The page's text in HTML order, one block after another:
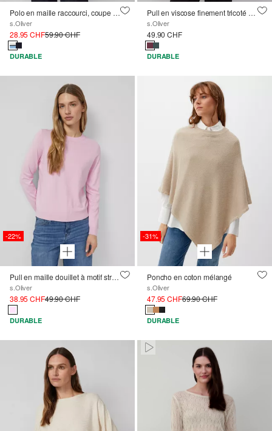
Polo en maille raccourci, coupe slim
s.Oliver
28.95 CHF59.90 CHF
DURABLE
Pull en viscose finement tricoté à col roulé
s.Oliver
49.90 CHF
DURABLE
-22%
Pull en maille douillet à motif structuré et intérieur chaud
s.Oliver
38.95 CHF49.90 CHF
DURABLE
-31%
Poncho en coton mélangé
s.Oliver
47.95 CHF69.90 CHF
DURABLE
Paused • Muted